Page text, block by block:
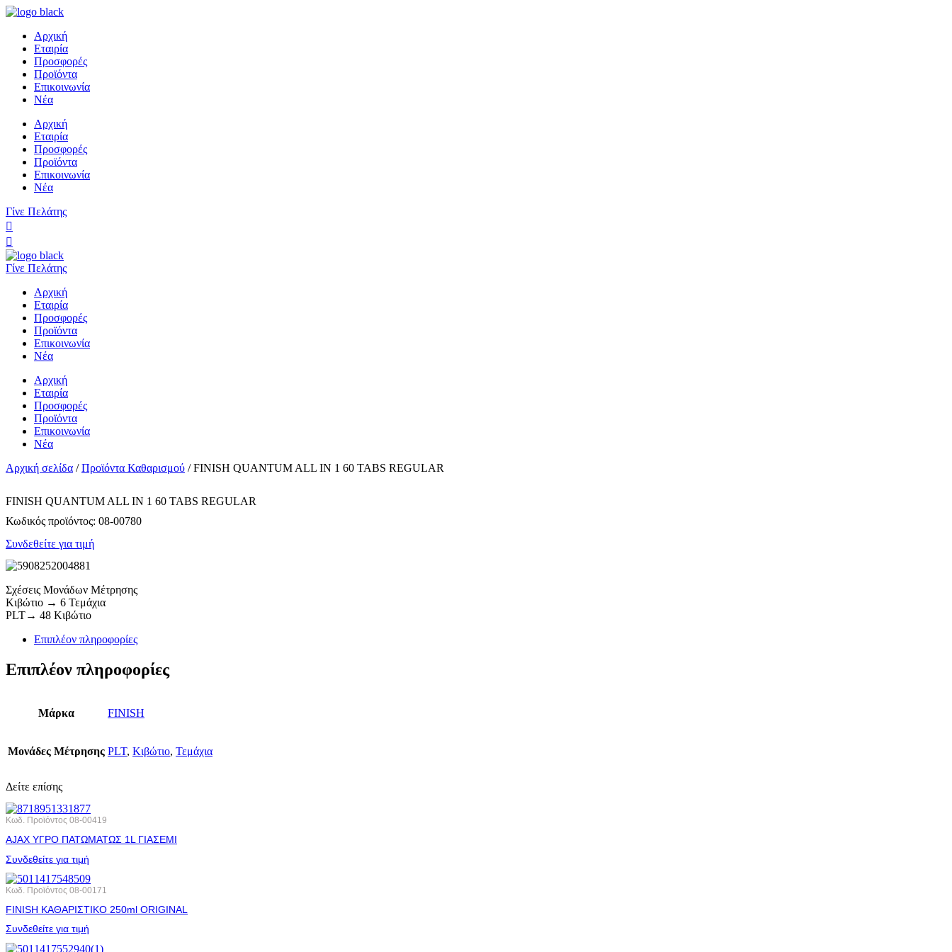
Αρχική
Εταιρία
Προσφορές
Προϊόντα
Επικοινωνία
Νέα
Αρχική
Εταιρία
Προσφορές
Προϊόντα
Επικοινωνία
Νέα
Γίνε Πελάτης
Γίνε Πελάτης
Αρχική
Εταιρία
Προσφορές
Προϊόντα
Επικοινωνία
Νέα
Αρχική
Εταιρία
Προσφορές
Προϊόντα
Επικοινωνία
Νέα
Αρχική σελίδα /Προϊόντα Καθαρισμού / FINISH QUANTUM ALL ΙΝ 1 60 TABS REGULAR
FINISH QUANTUM ALL ΙΝ 1 60 TABS REGULAR
Κωδικός προϊόντος: 08-00780
Συνδεθείτε για τιμή
Σχέσεις Μονάδων Μέτρησης
Κιβώτιο → 6 Τεμάχια
PLT→ 48 Κιβώτιο
Επιπλέον πληροφορίες
Επιπλέον πληροφορίες
Μάρκα FINISH
Μονάδες Μέτρησης PLT, Κιβώτιο, Τεμάχια
Δείτε επίσης
Κωδ. Προϊόντος 08-00419
AJAX ΥΓΡΟ ΠΑΤΩΜΑΤΩΣ 1L ΓΙΑΣΕΜΙ
Συνδεθείτε για τιμή
Κωδ. Προϊόντος 08-00171
FINISH ΚΑΘΑΡΙΣΤΙΚΟ 250ml ORIGINAL
Συνδεθείτε για τιμή